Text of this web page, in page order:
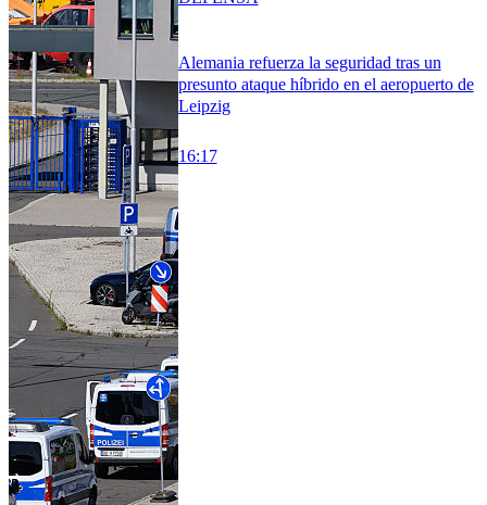
Alemania refuerza la seguridad tras un
presunto ataque híbrido en el aeropuerto de
Leipzig
16:17